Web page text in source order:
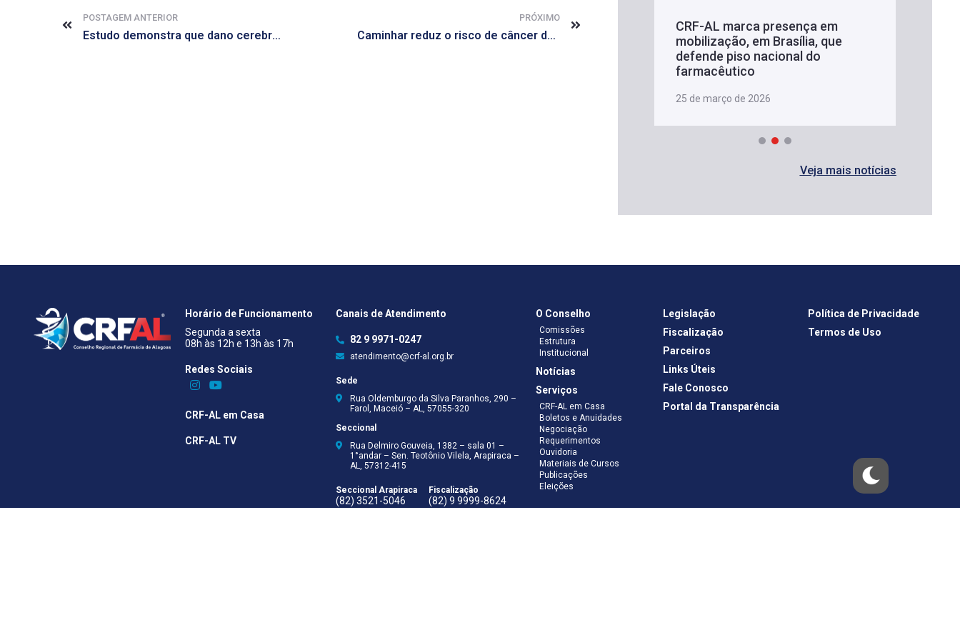
POSTAGEM ANTERIOR
Estudo demonstra que dano cerebral é comum após cuidados intensivos
PRÓXIMO
Caminhar reduz o risco de câncer de mama, diz estudo
CRF-AL marca presença em
mobilização, em Brasília, que
defende piso nacional do
farmacêutico
25 de março de 2026
Veja mais notícias
Horário de Funcionamento
Segunda a sexta
08h às 12h e 13h às 17h
Redes Sociais​
CRF-AL em Casa
CRF-AL TV
Canais de Atendimento
82 9 9971-0247
atendimento@crf-al.org.br
Sede
Rua Oldemburgo da Silva Paranhos, 290 –
Farol, Maceió – AL, 57055-320
Seccional
Rua Delmiro Gouveia, 1382 – sala 01 –
1°andar – Sen. Teotônio Vilela, Arapiraca –
AL, 57312-415
Seccional Arapiraca
(82) 3521-5046
Fiscalização
(82) 9 9999-8624
O Conselho
Comissões
Estrutura
Institucional
Notícias
Serviços
CRF-AL em Casa
Boletos e Anuidades
Negociação
Requerimentos
Ouvidoria
Materiais de Cursos
Publicações
Eleições
Legislação
Fiscalização
Parceiros
Links Úteis
Fale Conosco
Portal da Transparência
Política de Privacidade
Termos de Uso